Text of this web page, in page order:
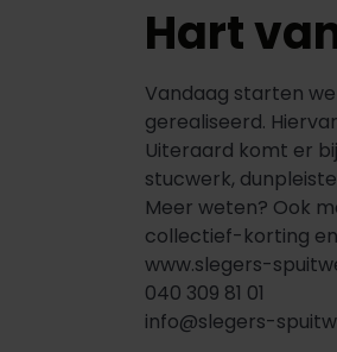
Hart
Vandaag starten
gerealiseerd.
Uiteraard komt er
stucwerk,
Meer weten? Ook
collectief-korting
www.slegers-
040 309 81 01
info@slegers-